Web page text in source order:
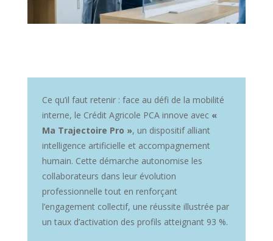
Ce qu’il faut retenir : face au défi de la mobilité
interne, le Crédit Agricole PCA innove avec «
Ma Trajectoire Pro », un dispositif alliant
intelligence artificielle et accompagnement
humain. Cette démarche autonomise les
collaborateurs dans leur évolution
professionnelle tout en renforçant
l’engagement collectif, une réussite illustrée par
un taux d’activation des profils atteignant 93 %.